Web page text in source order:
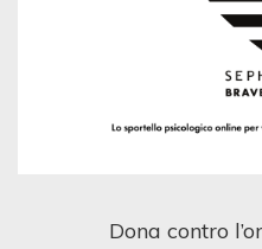
Dona contro